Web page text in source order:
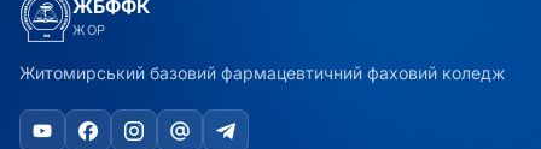
ЖБФФК
ЖОР
Житомирський базовий фармацевтичний фаховий коледж